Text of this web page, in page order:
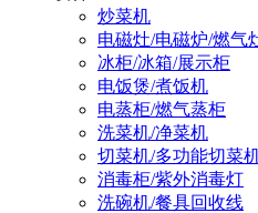
炒菜机
电磁灶/电磁炉/燃气
冰柜/冰箱/展示柜
电饭煲/煮饭机
电蒸柜/燃气蒸柜
洗菜机/净菜机
切菜机/多功能切菜
消毒柜/紫外消毒灯
洗碗机/餐具回收线